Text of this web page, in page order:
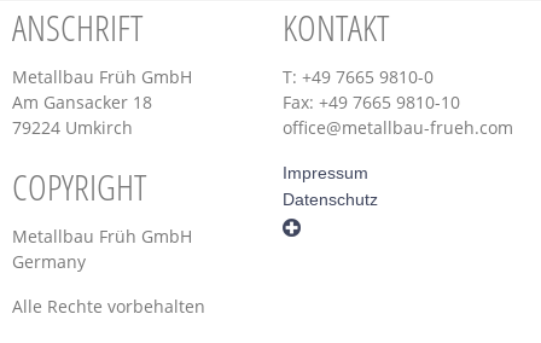
ANSCHRIFT
Metallbau Früh GmbH
Am Gansacker 18
79224 Umkirch
KONTAKT
T: +49 7665 9810-0
Fax: +49 7665 9810-10
office@metallbau-frueh.com
COPYRIGHT
Metallbau Früh GmbH
Germany
Alle Rechte vorbehalten
Impressum
Datenschutz